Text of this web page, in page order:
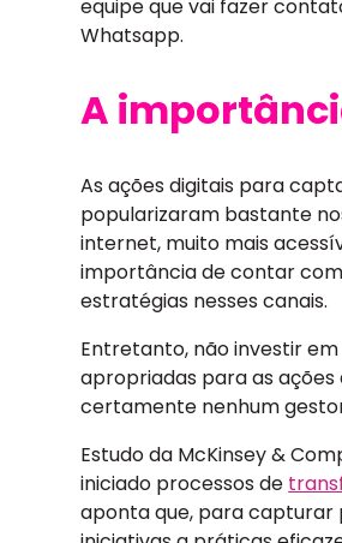
equipe que vai fazer
Whatsapp.
A
As ações digitais para
popularizaram bastante
internet, muito mais
importância de contar
estratégias nesses canais.
Entretanto, não investir
apropriadas para as ações
certamente nenhum
Estudo da McKinsey &
iniciado processos de
aponta que, para capturar